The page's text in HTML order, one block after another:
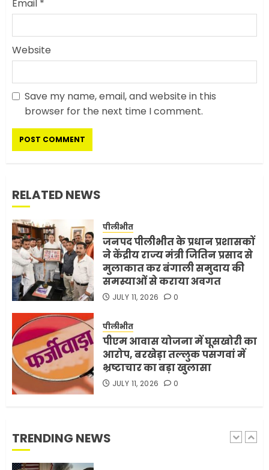
Email *
Website
Save my name, email, and website in this
browser for the next time I comment.
RELATED NEWS
पीलीभीत
जनपद पीलीभीत के प्रधान प्रशासकों
ने केंद्रीय राज्य मंत्री जितिन प्रसाद से
मुलाकात कर बंगाली समुदाय की
समस्याओं से कराया अवगत
JULY 11, 2026 0
पीलीभीत
पीएम आवास योजना में घूसखोरी का
आरोप, बरखेड़ा तल्लुक पसगवां में
भ्रष्टाचार का बड़ा खुलासा
JULY 11, 2026 0
TRENDING NEWS
सरकारी दफ्तरों में जनसेवा कम,
जनता का अपमान ज्यादा? जनता के
4
शर्तें
MAY 18, 2026 0
5
भारत-अमेरिका व्यापार समझौता
FEBRUARY 3, 2026
1
मोबाइल की लत: एक खामोश